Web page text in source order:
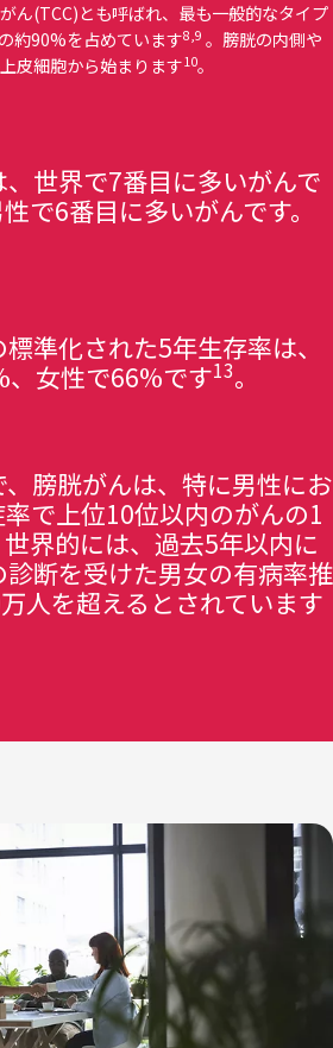
ん(TCC)とも呼ばれ、最も一般的なタイプ
約90%を占めています8,9 。膀胱の内側や
皮細胞から始まります10。
世界で7番目に多いがんで
で6番目に多いがんです。
準化された5年生存率は、
、女性で66%です13。
膀胱がんは、特に男性にお
で上位10位以内のがんの1
界的には、過去5年以内に
断を受けた男女の有病率推
人を超えるとされています